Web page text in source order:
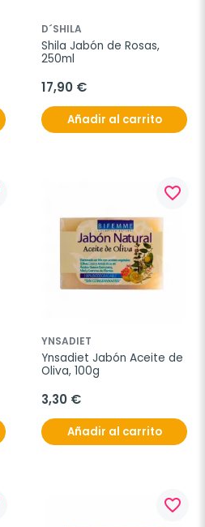
D´SHILA
Shila Jabón de Rosas,
250ml
17,90 €
Añadir al carrito
favorite_border
YNSADIET
Ynsadiet Jabón Aceite de
Oliva, 100g
3,30 €
Añadir al carrito
favorite_border